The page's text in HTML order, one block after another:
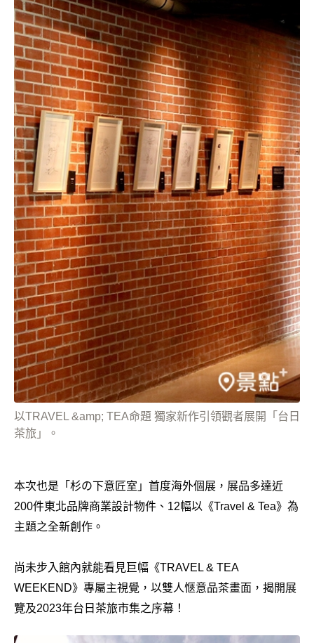
以TRAVEL &amp; TEA命題 獨家新作引領觀者展開「台日
茶旅」。
本次也是「杉の下意匠室」首度海外個展，展品多達近
200件東北品牌商業設計物件、12幅以《Travel & Tea》為
主題之全新創作。
尚未步入館內就能看見巨幅《TRAVEL & TEA
WEEKEND》專屬主視覺，以雙人愜意品茶畫面，揭開展
覽及2023年台日茶旅市集之序幕！